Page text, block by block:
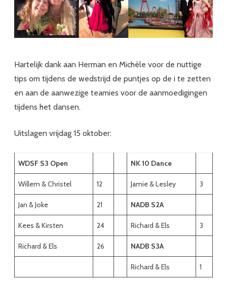
Hartelijk dank aan Herman en Michèle voor de nuttige
tips om tijdens de wedstrijd de puntjes op de i te zetten
en aan de aanwezige teamies voor de aanmoedigingen
tijdens het dansen.
Uitslagen vrijdag 15 oktober:
WDSF S3 Open NK 10 Dance
Willem & Christel 12 Jamie & Lesley 3
Jan & Joke 21 NADB S2A
Kees & Kirsten 24 Richard & Els 3
Richard & Els 26 NADB S3A
Richard & Els 1